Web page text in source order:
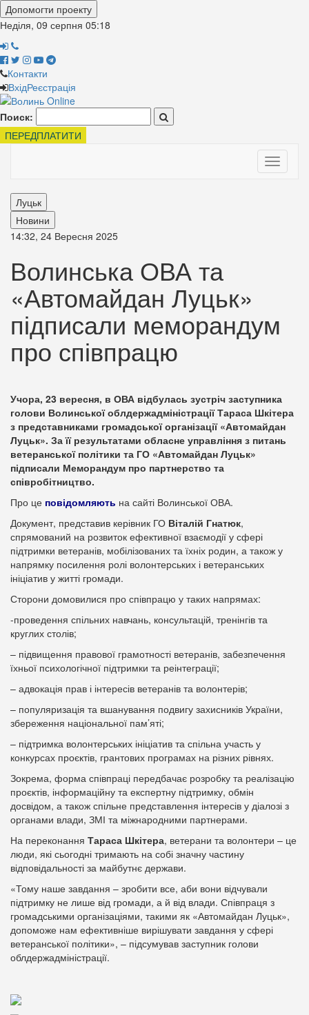
Допомогти проекту
Неділя, 09 серпня 05:18
Контакти
ВхідРеєстрація
Поиск:
ПЕРЕДПЛАТИТИ
Toggle
Луцьк
Новини
14:32, 24 Вересня 2025
Волинська ОВА та
«Автомайдан Луцьк»
підписали меморандум
про співпрацю
Учора, 23 вересня, в ОВА відбулась зустріч заступника
голови Волинської облдержадміністрації Тараса Шкітера
з представниками громадської організації «Автомайдан
Луцьк». За її результатами обласне управління з питань
ветеранської політики та ГО «Автомайдан Луцьк»
підписали Меморандум про партнерство та
співробітництво.
Про це повідомляють на сайті Волинської ОВА.
Документ, представив керівник ГО Віталій Гнатюк,
спрямований на розвиток ефективної взаємодії у сфері
підтримки ветеранів, мобілізованих та їхніх родин, а також у
напрямку посилення ролі волонтерських і ветеранських
ініціатив у житті громади.
Сторони домовилися про співпрацю у таких напрямах:
-проведення спільних навчань, консультацій, тренінгів та
круглих столів;
– підвищення правової грамотності ветеранів, забезпечення
їхньої психологічної підтримки та реінтеграції;
– адвокація прав і інтересів ветеранів та волонтерів;
– популяризація та вшанування подвигу захисників України,
збереження національної пам’яті;
– підтримка волонтерських ініціатив та спільна участь у
конкурсах проєктів, грантових програмах на різних рівнях.
Зокрема, форма співпраці передбачає розробку та реалізацію
проєктів, інформаційну та експертну підтримку, обмін
досвідом, а також спільне представлення інтересів у діалозі з
органами влади, ЗМІ та міжнародними партнерами.
На переконання Тараса Шкітера, ветерани та волонтери – це
люди, які сьогодні тримають на собі значну частину
відповідальності за майбутнє держави.
«Тому наше завдання – зробити все, аби вони відчували
підтримку не лише від громади, а й від влади. Співпраця з
громадськими організаціями, такими як «Автомайдан Луцьк»,
допоможе нам ефективніше вирішувати завдання у сфері
ветеранської політики», – підсумував заступник голови
облдержадміністрації.